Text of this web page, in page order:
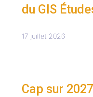
du GIS
17 juillet 2026
Cap sur